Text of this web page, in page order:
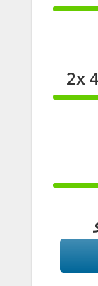
50%
2x
100%
100%